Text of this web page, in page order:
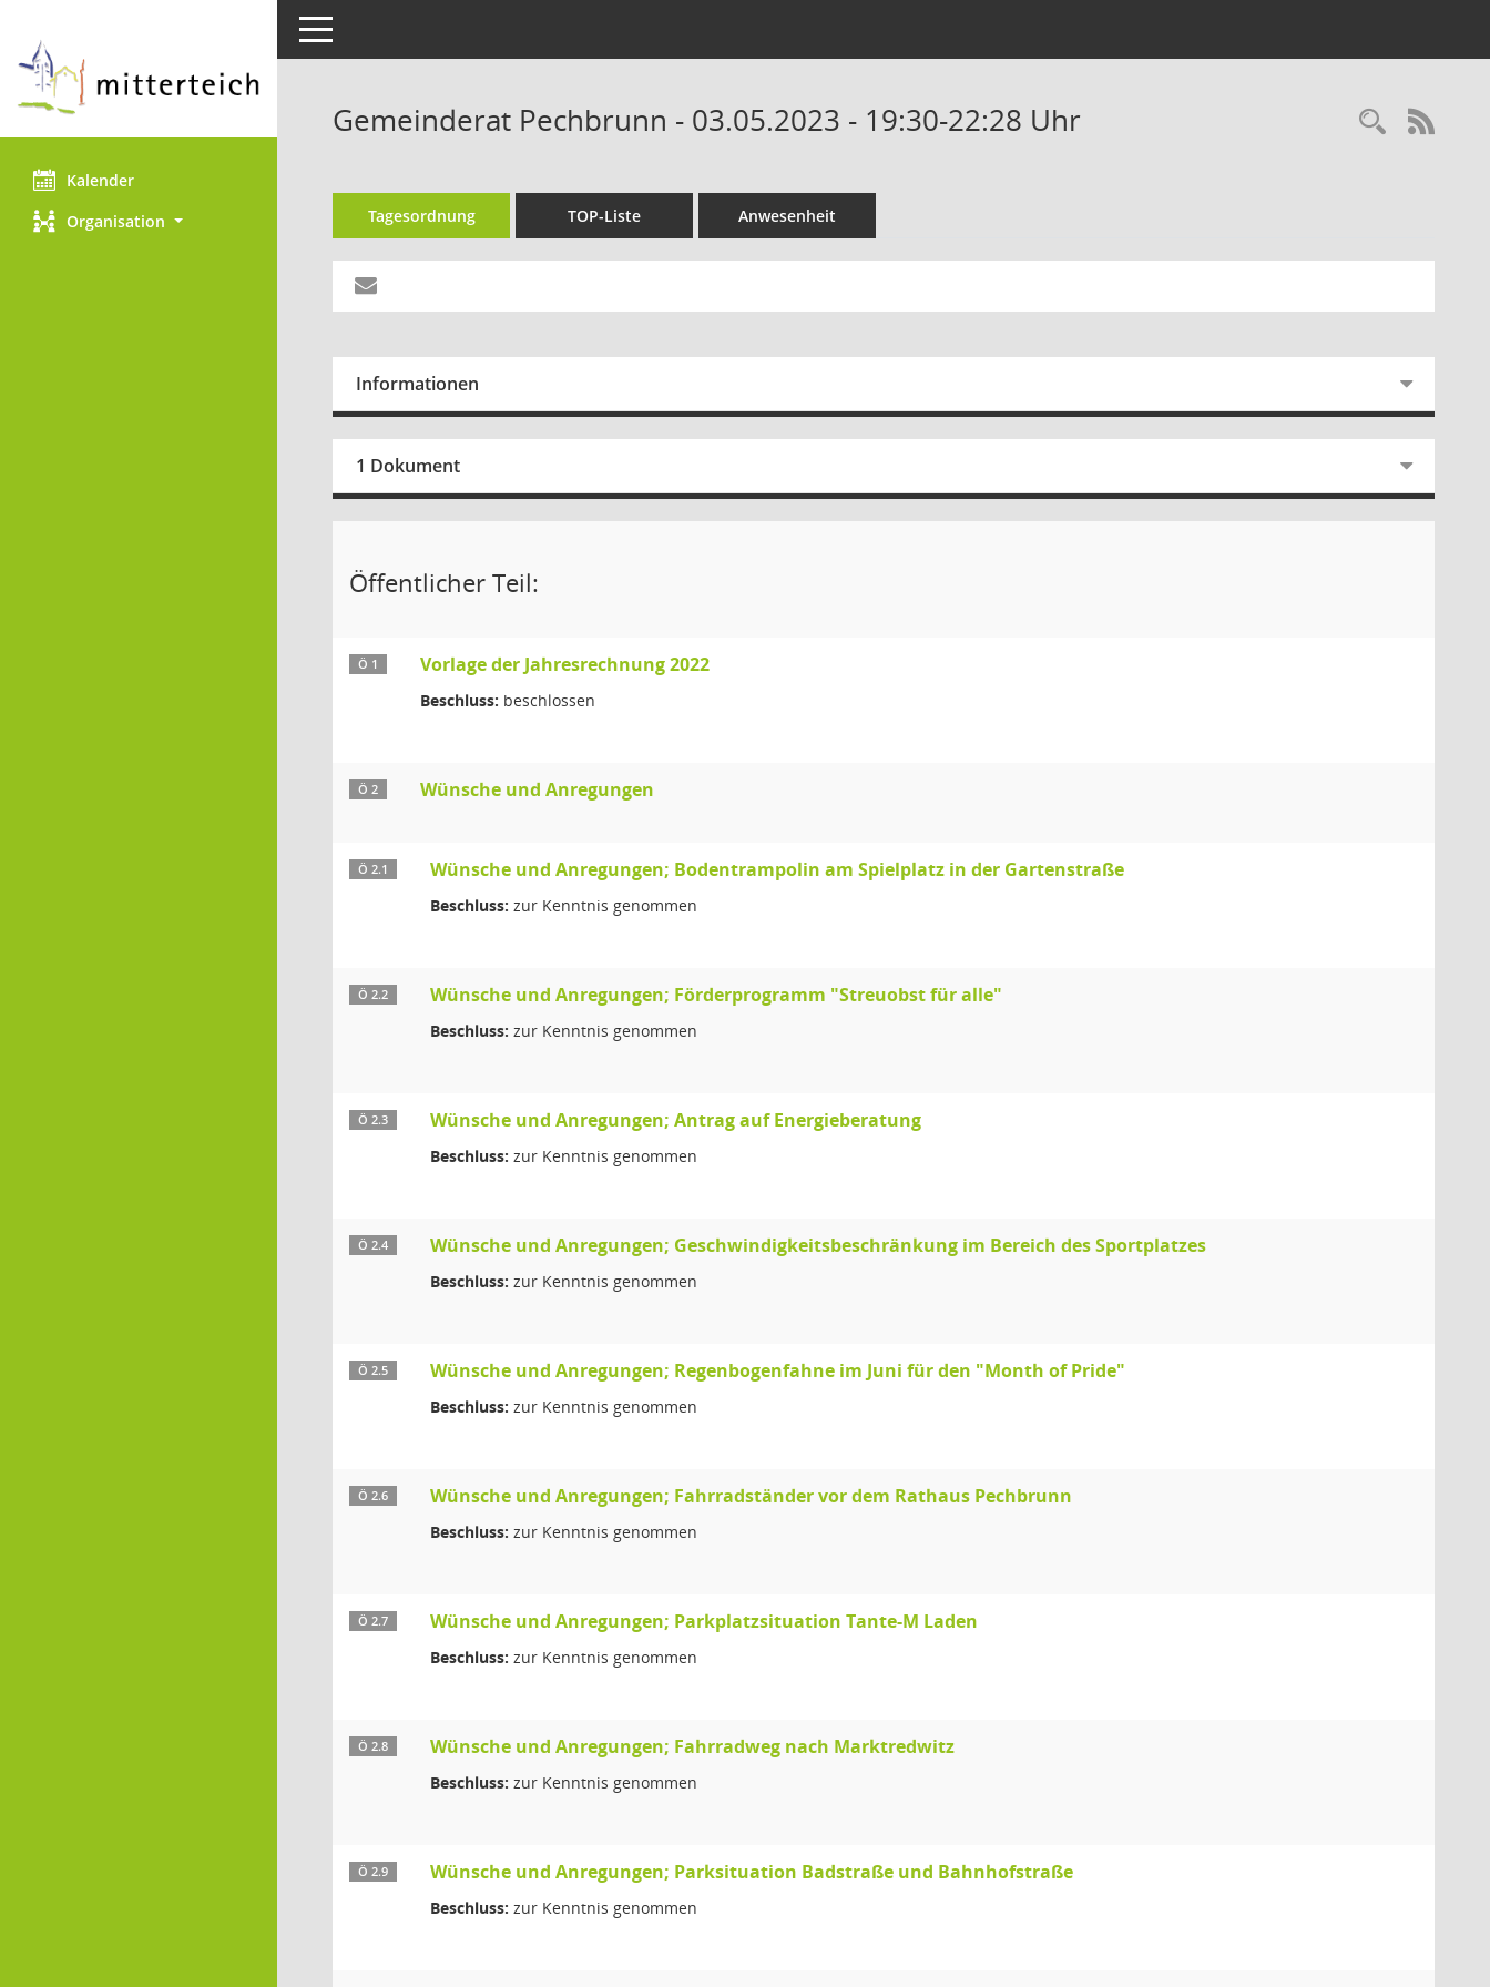
Kalender
Organisation
Toggle navigation
Gemeinderat Pechbrunn - 03.05.2023 - 19:30-22:28 Uhr
Tagesordnung TOP-Liste Anwesenheit
Informationen
1 Dokument
Öffentlicher Teil:
Ö 1 Vorlage der Jahresrechnung 2022
Beschluss: beschlossen
Ö 2 Wünsche und Anregungen
Ö 2.1 Wünsche und Anregungen; Bodentrampolin am Spielplatz in der Gartenstraße
Beschluss: zur Kenntnis genommen
Ö 2.2 Wünsche und Anregungen; Förderprogramm "Streuobst für alle"
Beschluss: zur Kenntnis genommen
Ö 2.3 Wünsche und Anregungen; Antrag auf Energieberatung
Beschluss: zur Kenntnis genommen
Ö 2.4 Wünsche und Anregungen; Geschwindigkeitsbeschränkung im Bereich des Sportplatzes
Beschluss: zur Kenntnis genommen
Ö 2.5 Wünsche und Anregungen; Regenbogenfahne im Juni für den "Month of Pride"
Beschluss: zur Kenntnis genommen
Ö 2.6 Wünsche und Anregungen; Fahrradständer vor dem Rathaus Pechbrunn
Beschluss: zur Kenntnis genommen
Ö 2.7 Wünsche und Anregungen; Parkplatzsituation Tante-M Laden
Beschluss: zur Kenntnis genommen
Ö 2.8 Wünsche und Anregungen; Fahrradweg nach Marktredwitz
Beschluss: zur Kenntnis genommen
Ö 2.9 Wünsche und Anregungen; Parksituation Badstraße und Bahnhofstraße
Beschluss: zur Kenntnis genommen